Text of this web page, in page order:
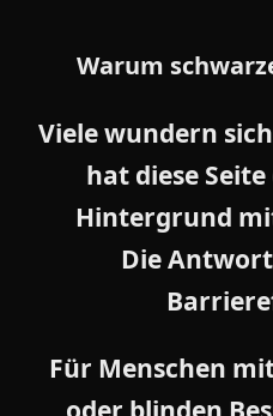
Warum
Viele wundern
hat diese
Hintergrund
Die
Für Menschen